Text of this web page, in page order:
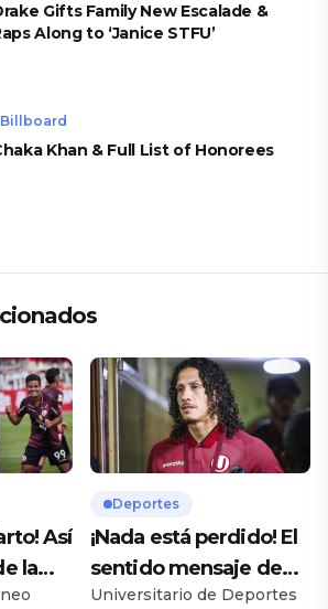
Gifts Family New Escalade &
Along to ‘Janice STFU’
Billboard
Khan & Full List of Honorees
Así
la
Deportes
¡Nada está perdido! El
sentido mensaje de
Riveros a la hinchada
Universitario de Deportes